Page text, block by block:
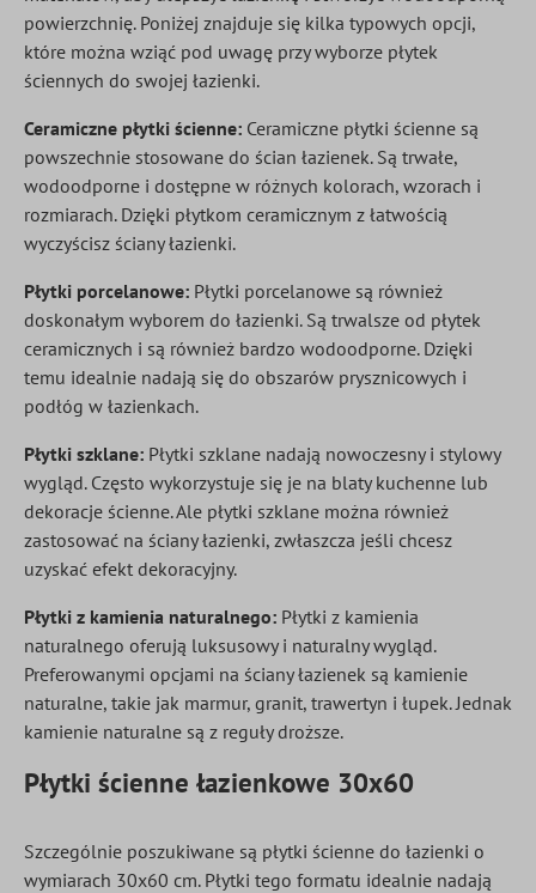
powierzchnię. Poniżej znajduje się kilka typowych opcji,
które można wziąć pod uwagę przy wyborze płytek
ściennych do swojej łazienki.
Ceramiczne płytki ścienne: Ceramiczne płytki ścienne są
powszechnie stosowane do ścian łazienek. Są trwałe,
wodoodporne i dostępne w różnych kolorach, wzorach i
rozmiarach. Dzięki płytkom ceramicznym z łatwością
wyczyścisz ściany łazienki.
Płytki porcelanowe: Płytki porcelanowe są również
doskonałym wyborem do łazienki. Są trwalsze od płytek
ceramicznych i są również bardzo wodoodporne. Dzięki
temu idealnie nadają się do obszarów prysznicowych i
podłóg w łazienkach.
Płytki szklane: Płytki szklane nadają nowoczesny i stylowy
wygląd. Często wykorzystuje się je na blaty kuchenne lub
dekoracje ścienne. Ale płytki szklane można również
zastosować na ściany łazienki, zwłaszcza jeśli chcesz
uzyskać efekt dekoracyjny.
Płytki z kamienia naturalnego: Płytki z kamienia
naturalnego oferują luksusowy i naturalny wygląd.
Preferowanymi opcjami na ściany łazienek są kamienie
naturalne, takie jak marmur, granit, trawertyn i łupek. Jednak
kamienie naturalne są z reguły droższe.
Płytki ścienne łazienkowe 30x60
Szczególnie poszukiwane są płytki ścienne do łazienki o
wymiarach 30x60 cm. Płytki tego formatu idealnie nadają